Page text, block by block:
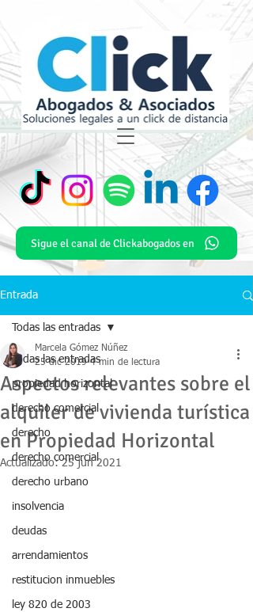
Sigue el canal de Clickabogados en
Entrada
Todas las entradas
propiedad horizontal
derecho comercial
derecho
derecho comercial
derecho urbano
insolvencia
deudas
arrendamientos
restitucion inmuebles
ley 820 de 2003
Todas las entradas
Aspectos relevantes sobre el
alquiler de vivienda turística
en Propiedad Horizontal
Marcela Gómez Núñez
25 dic 2019 4 min de lectura
Actualizado:25 jun 2021